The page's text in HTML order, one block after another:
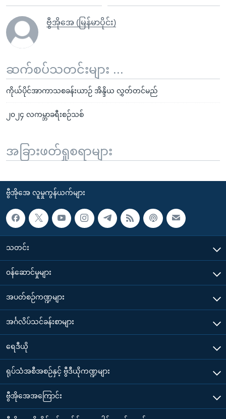
ဗွီအိုအေ (မြန်မာပိုင်း)
ဆက်စပ်သတင်းများ ...
ကိုယ်ပိုင်အာကာသစခန်းယာဉ် အိန္ဒိယ လွှတ်တင်မည်
၂၀၂၄ လကမ္ဘာခရီးစဉ်သစ်
အခြားဖတ်ရှုစရာများ
ဗွီအိုအေ လူမှုကွန်ယက်များ
သတင်း
၀န်ဆောင်မှုများ
အပတ်စဉ်ကဏ္ဍများ
အင်္ဂလိပ်သင်ခန်းစာများ
ရေဒီယို
ရုပ်သံအစီအစဉ်နှင့် ဗွီဒီယိုကဏ္ဍများ
ဗွီအိုအေအကြောင်း